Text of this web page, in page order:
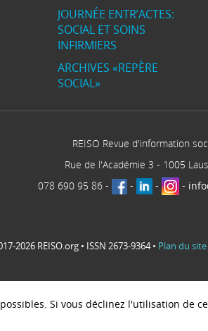
JOURNÉE ENTR’ACTES:
SOCIAL ET SOINS
INFIRMIERS
ARCHIVES «REPÈRE
SOCIAL»
REISO Revue d'information
Rue de l'Académie 3 - 1005
078 690 95 86 - - - -
2026 REISO.org • ISSN 2673-9364 • Plan du site
Si vous déclinez l'utilisation de